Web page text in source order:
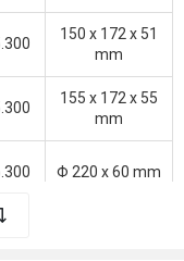
150 x 172 x 51
mm
155 x 172 x 55
mm
Φ 220 x 60 mm